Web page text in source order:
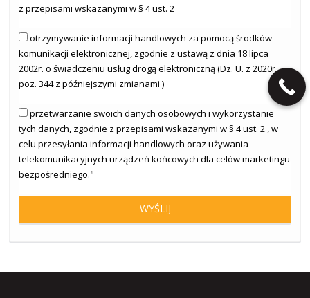
z przepisami wskazanymi w § 4 ust. 2
otrzymywanie informacji handlowych za pomocą środków
komunikacji elektronicznej, zgodnie z ustawą z dnia 18 lipca
2002r. o świadczeniu usług drogą elektroniczną (Dz. U. z 2020r.
poz. 344 z późniejszymi zmianami )
przetwarzanie swoich danych osobowych i wykorzystanie
tych danych, zgodnie z przepisami wskazanymi w § 4 ust. 2 , w
celu przesyłania informacji handlowych oraz używania
telekomunikacyjnych urządzeń końcowych dla celów marketingu
bezpośredniego."